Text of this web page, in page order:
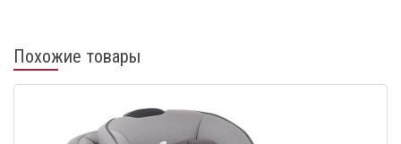
Похожие товары